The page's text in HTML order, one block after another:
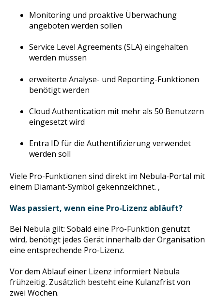
Monitoring und proaktive Überwachung
angeboten werden sollen
Service Level Agreements (SLA) eingehalten
werden müssen
erweiterte Analyse- und Reporting-Funktionen
benötigt werden
Cloud Authentication mit mehr als 50 Benutzern
eingesetzt wird
Entra ID für die Authentifizierung verwendet
werden soll
Viele Pro-Funktionen sind direkt im Nebula-Portal mit
einem Diamant-Symbol gekennzeichnet. ,
Was passiert, wenn eine Pro-Lizenz abläuft?
Bei Nebula gilt: Sobald eine Pro-Funktion genutzt
wird, benötigt jedes Gerät innerhalb der Organisation
eine entsprechende Pro-Lizenz.
Vor dem Ablauf einer Lizenz informiert Nebula
frühzeitig. Zusätzlich besteht eine Kulanzfrist von
zwei Wochen.